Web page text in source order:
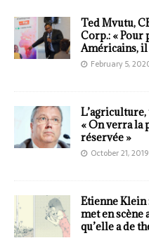
Ted Mvutu,
Corp.: « Pour
Américains, il
February 5,
« On verra la
réservée »
October 21, 2019
Etienne Klein
met en scène
qu’elle a de